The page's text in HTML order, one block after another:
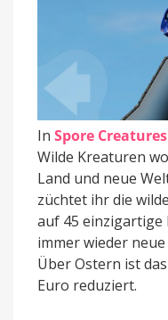
In Spore Creatures
Wilde Kreaturen
Land und neue
züchtet ihr die
auf 45 einzigartige
immer wieder
Über Ostern ist
Euro reduziert.